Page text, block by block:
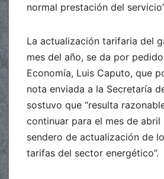
normal prestación del
La actualización tarifaria del
mes del año, se da por
Economía, Luis Caputo, que
nota enviada a la Secretaría
sostuvo que “resulta
continuar para el mes de
sendero de actualización de
tarifas del sector energético”.